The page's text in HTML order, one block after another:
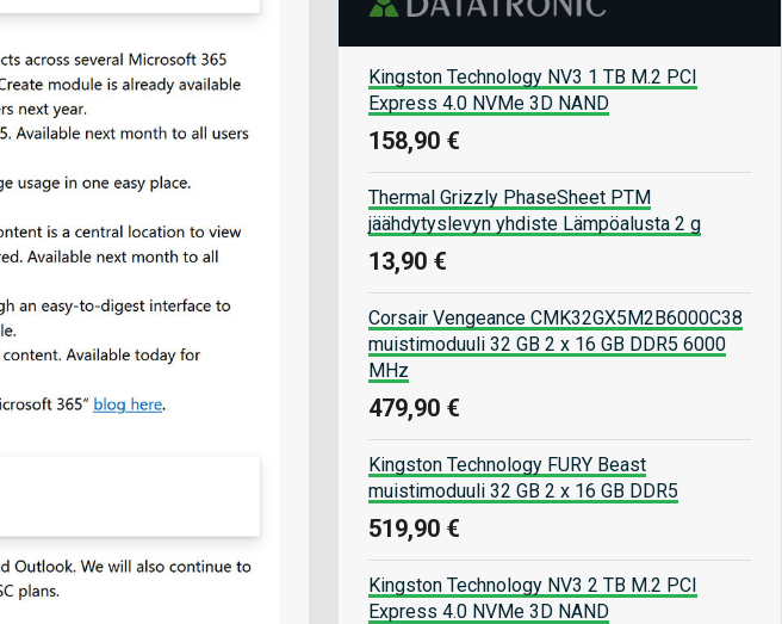
Kingston Technology NV3 1 TB M.2 PCI
Express 4.0 NVMe 3D NAND
158,90 €
Thermal Grizzly PhaseSheet PTM
jäähdytyslevyn yhdiste Lämpöalusta 2 g
13,90 €
Corsair Vengeance CMK32GX5M2B6000C38
muistimoduuli 32 GB 2 x 16 GB DDR5 6000
MHz
479,90 €
Kingston Technology FURY Beast
muistimoduuli 32 GB 2 x 16 GB DDR5
519,90 €
Kingston Technology NV3 2 TB M.2 PCI
Express 4.0 NVMe 3D NAND